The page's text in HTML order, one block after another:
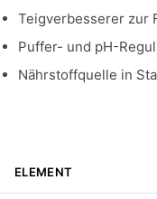
Teigverbesserer zur
Puffer- und pH-
Nährstoffquelle in
ELEMENT